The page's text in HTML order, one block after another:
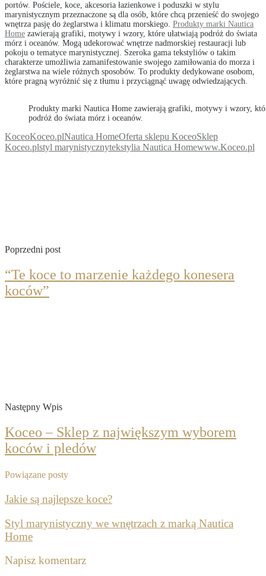
portów. Pościele, koce, akcesoria łazienkowe i poduszki w stylu
marynistycznym przeznaczone są dla osób, które chcą przenieść do swojego
wnętrza pasję do żeglarstwa i klimatu morskiego. Produkty marki Nautica
Home zawierają grafiki, motywy i wzory, które ułatwiają podróż do świata
mórz i oceanów. Mogą udekorować wnętrze nadmorskiej restauracji lub
pokoju o tematyce marynistycznej. Szeroka gama tekstyliów o takim
charakterze umożliwia zamanifestowanie swojego zamiłowania do morza i
żeglarstwa na wiele różnych sposobów. To produkty dedykowane osobom,
które pragną wyróżnić się z tłumu i przyciągnąć uwagę odwiedzających.
Produkty marki Nautica Home zawierają grafiki, motywy i wzory,
podróż do świata mórz i oceanów.
KoceoKoceo.plNautica HomeOferta sklepu KoceoSklep
Koceo.plstyl marynistycznytekstylia Nautica Homewww.Koceo.pl
Poprzedni post
“Te koce to marzenie każdego konesera
koców”
Następny Wpis
Koceo – Sklep z największym wyborem
koców i pledów
Powiązane posty
Jakie są najlepsze koce?
Styl marynistyczny we wnętrzach z marką Nautica
Home
Napisz komentarz